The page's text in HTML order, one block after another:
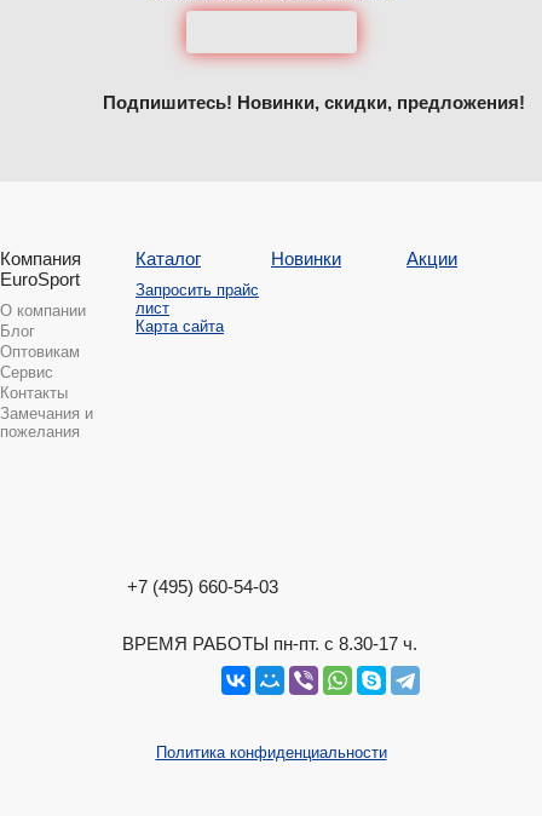
Подпишитесь! Новинки, скидки, предложения!
Компания
EuroSport
О компании
Блог
Оптовикам
Сервис
Контакты
Замечания и
пожелания
Каталог
Запросить прайс
лист
Карта сайта
Новинки Акции
+7 (495) 660-54-03
ВРЕМЯ РАБОТЫ пн-пт. с 8.30-17 ч.
Политика конфиденциальности